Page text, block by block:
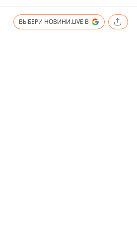
ВЫБЕРИ НОВИНИ.LIVE В